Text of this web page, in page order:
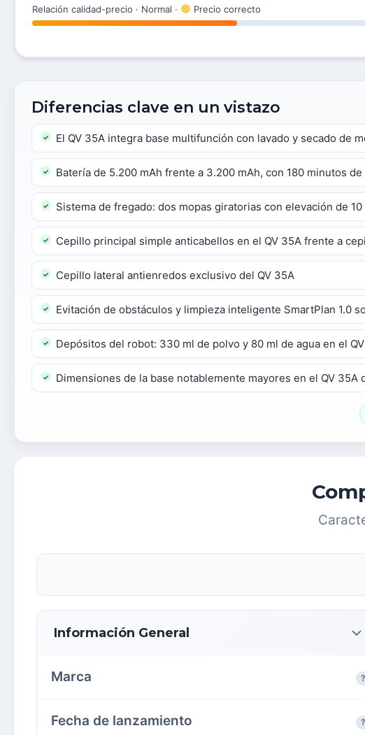
Relación calidad-precio · Normal · Precio correcto
Diferencias clave en un vistazo
El QV 35A integra base multifunción con lavado y secado de
Batería de 5.200 mAh frente a 3.200 mAh, con 180 minutos
Sistema de fregado: dos mopas giratorias con elevación de
Cepillo principal simple anticabellos en el QV 35A frente a
Cepillo lateral antienredos exclusivo del QV 35A
Evitación de obstáculos y limpieza inteligente SmartPlan 1.0
Depósitos del robot: 330 ml de polvo y 80 ml de agua en el
Dimensiones de la base notablemente mayores en el QV
Información General
Marca ?
Fecha de lanzamiento ?